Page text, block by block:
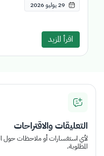
29 يوليو 2026
اقرأ المزيد
التعليقات والاقتراحات
لأي استفسارات أو ملاحظات حول
المطلوبة.